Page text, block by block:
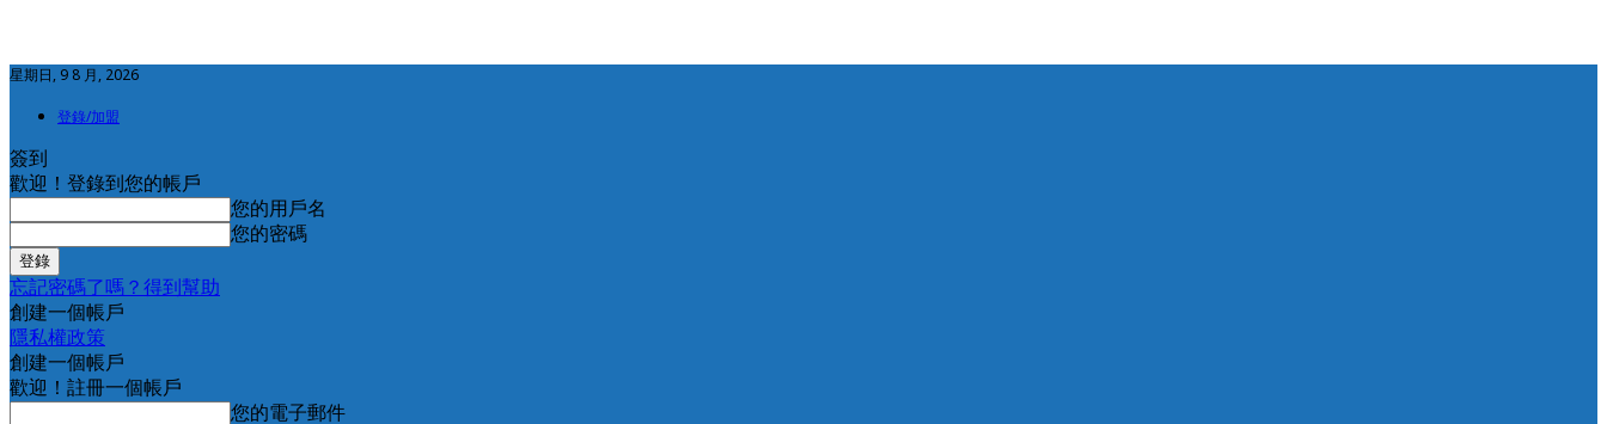
星期日, 9 8 月, 2026
登錄/加盟
簽到
歡迎！登錄到您的帳戶
您的用戶名
您的密碼
忘記密碼了嗎？得到幫助
創建一個帳戶
隱私權政策
創建一個帳戶
歡迎！註冊一個帳戶
您的電子郵件